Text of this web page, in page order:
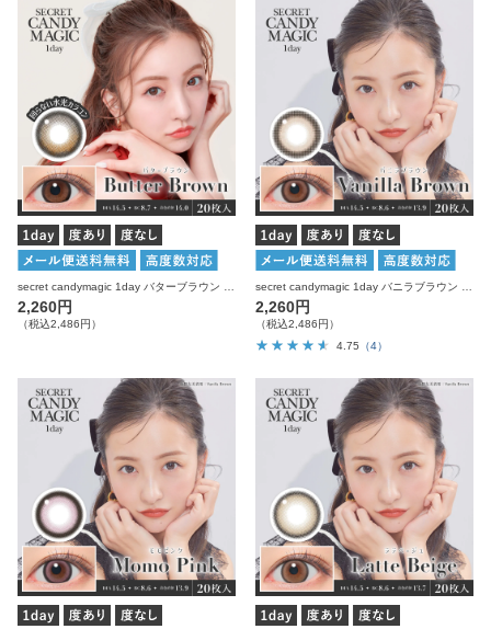
secret candymagic 1day バターブラウン 20枚入り シークレットキャンディーマジック 水光 カラコン
2,260円
（税込2,486円）
secret candymagic 1day バニラブラウン 20枚入り シークレットキャンディーマジック カラコン
2,260円
（税込2,486円）
4.75
（4）